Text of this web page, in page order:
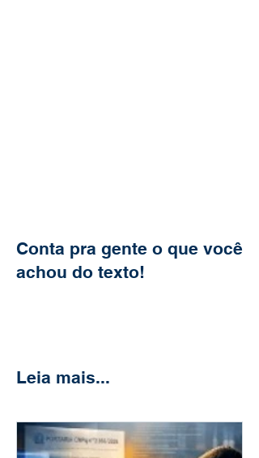
Conta pra gente o que você
achou do texto!
Leia mais...